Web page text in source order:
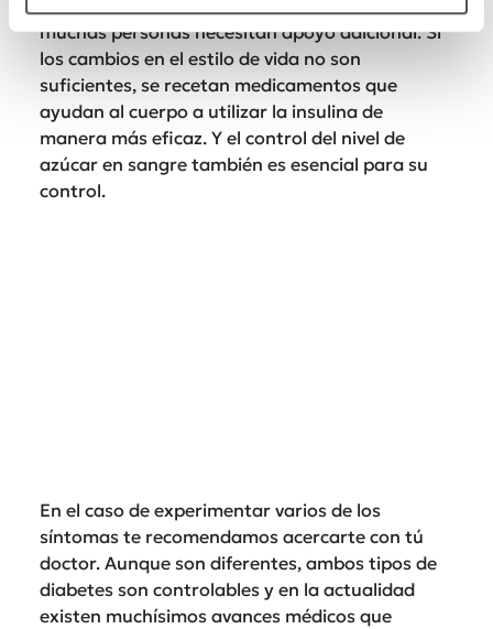
muchas personas necesitan apoyo adicional. Si
los cambios en el estilo de vida no son
suficientes, se recetan medicamentos que
ayudan al cuerpo a utilizar la insulina de
manera más eficaz. Y el control del nivel de
azúcar en sangre también es esencial para su
control.
En el caso de experimentar varios de los
síntomas te recomendamos acercarte con tú
doctor. Aunque son diferentes, ambos tipos de
diabetes son controlables y en la actualidad
existen muchísimos avances médicos que